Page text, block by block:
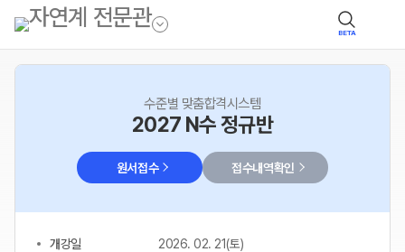
BETA
수준별 맞춤합격시스템
2027 N수 정규반
원서접수 접수내역확인
개강일
2026. 02. 21(토)